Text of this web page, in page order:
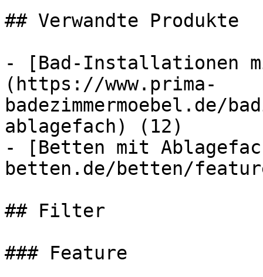
## Verwandte Produkte
- [Bad-Installationen
(https://www.prima-
ablagefach) (12)
- [Betten mit
betten.de/betten/
## Filter
### Feature